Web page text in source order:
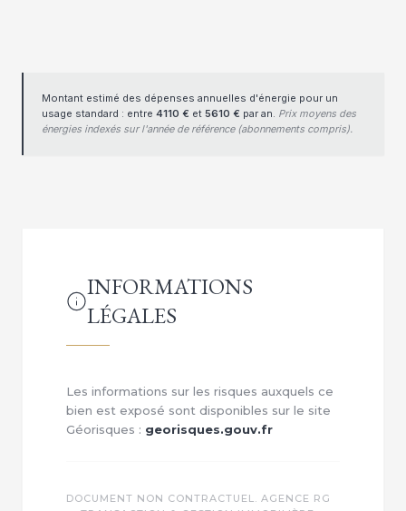
Montant estimé des dépenses annuelles d'énergie pour un
usage standard : entre 4110 € et 5610 € par an. Prix moyens des
énergies indexés sur l'année de référence (abonnements compris).
INFORMATIONS
LÉGALES
Les informations sur les risques auxquels ce
bien est exposé sont disponibles sur le site
Géorisques : georisques.gouv.fr
DOCUMENT NON CONTRACTUEL. AGENCE RG